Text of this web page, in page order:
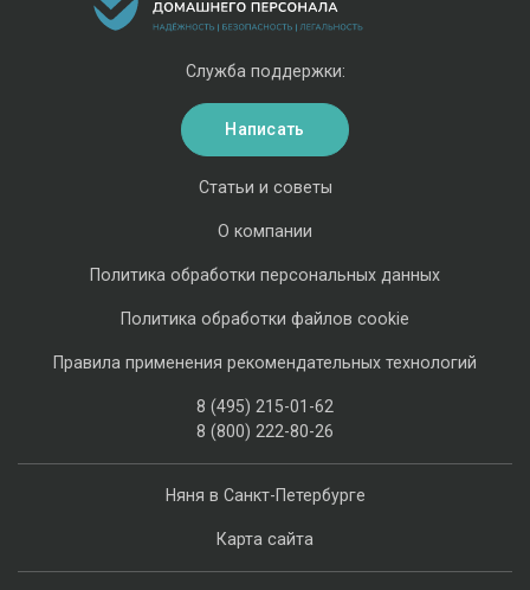
Няня в Санкт-Петербурге
Карта сайта
Статьи и советы
О компании
Политика обработки персональных данных
Политика обработки файлов cookie
Правила применения рекомендательных технологий
8 (495) 215-01-62
8 (800) 222-80-26
Служба поддержки:
Написать